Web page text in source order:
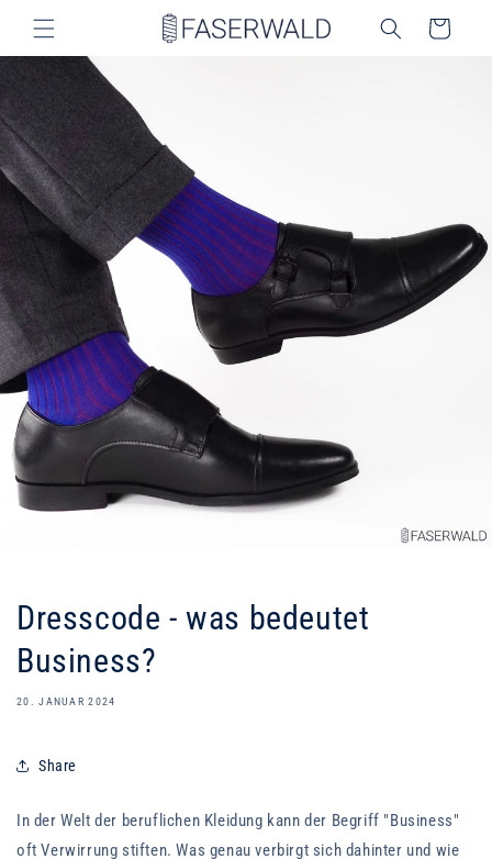
zum
Inhalt
Warenkorb
Dresscode - was bedeutet
Business?
20. JANUAR 2024
Share
In der Welt der beruflichen Kleidung kann der Begriff "Business"
oft Verwirrung stiften. Was genau verbirgt sich dahinter und wie